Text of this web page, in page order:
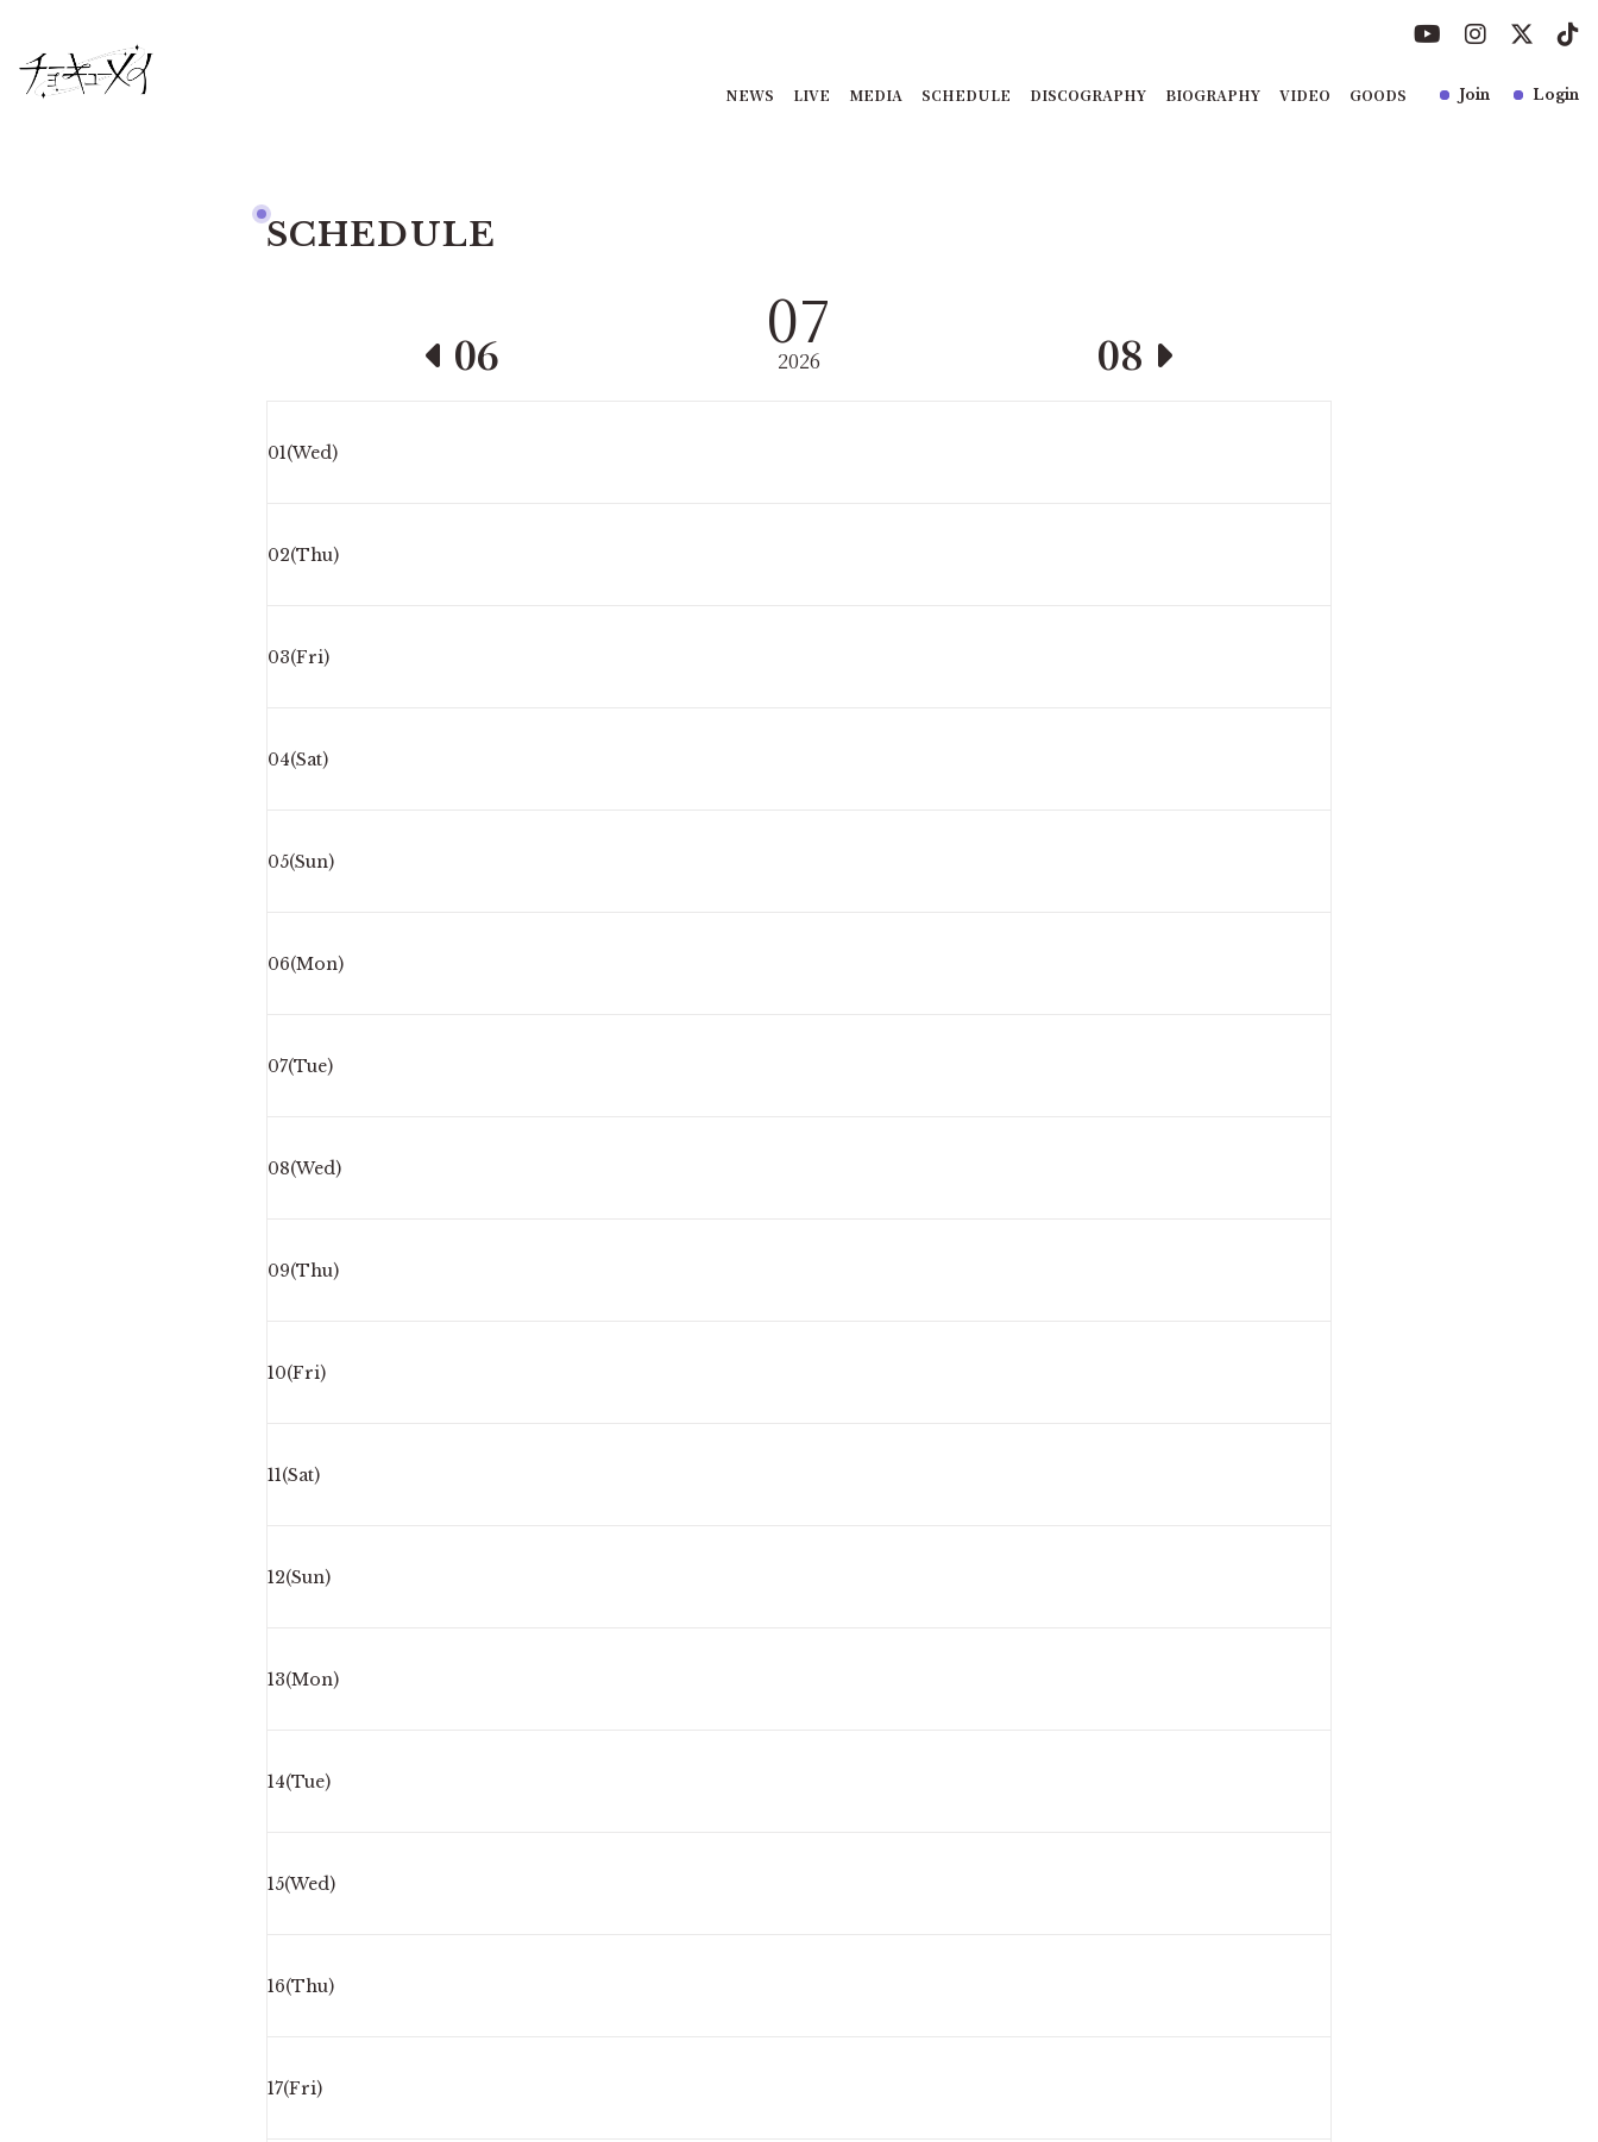
NEWS LIVE MEDIA SCHEDULE DISCOGRAPHY BIOGRAPHY VIDEO GOODS Join Login
SCHEDULE
07
2026
06 08
01(Wed)
02(Thu)
03(Fri)
04(Sat)
05(Sun)
06(Mon)
07(Tue)
08(Wed)
09(Thu)
10(Fri)
11(Sat)
12(Sun)
13(Mon)
14(Tue)
15(Wed)
16(Thu)
17(Fri)